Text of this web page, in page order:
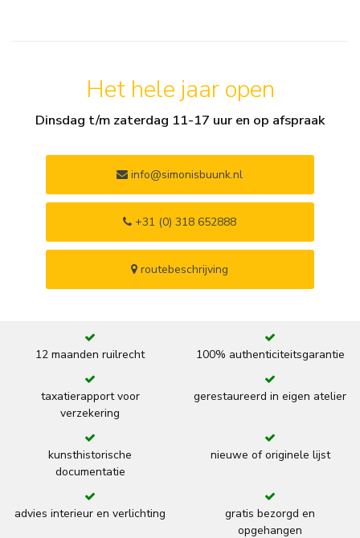
Het hele jaar open
Dinsdag t/m zaterdag 11-17 uur en op afspraak
info@simonisbuunk.nl
+31 (0) 318 652888
routebeschrijving
12 maanden ruilrecht 100% authenticiteitsgarantie
taxatierapport voor
verzekering
gerestaureerd in eigen atelier
kunsthistorische
documentatie
nieuwe of originele lijst
advies interieur en verlichting
gratis bezorgd en
opgehangen